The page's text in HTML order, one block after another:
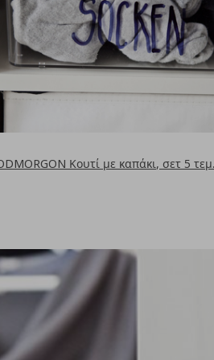
Κουτί με καπάκι, σετ 5